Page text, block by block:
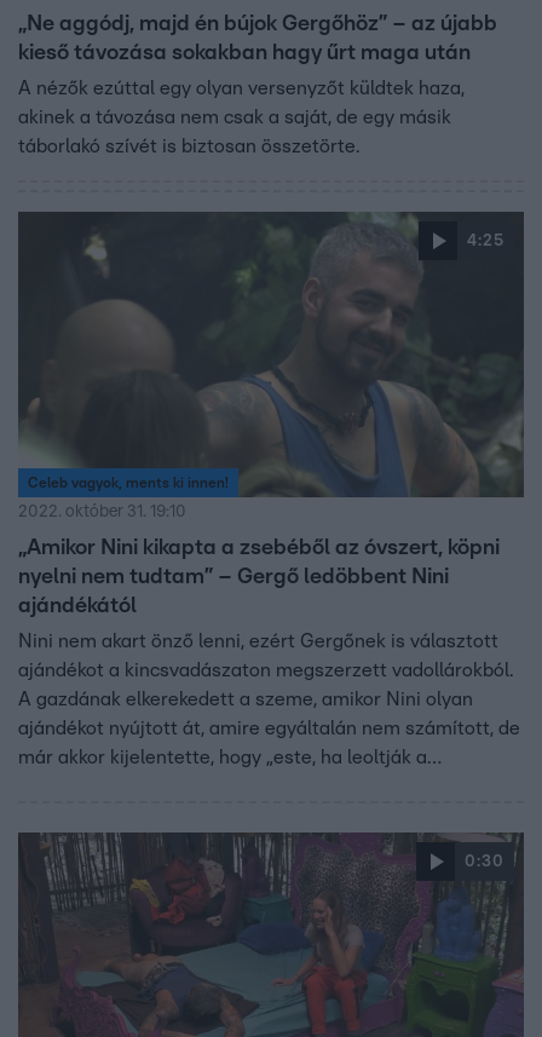
„Ne aggódj, majd én bújok Gergőhöz” – az újabb
kieső távozása sokakban hagy űrt maga után
A nézők ezúttal egy olyan versenyzőt küldtek haza,
akinek a távozása nem csak a saját, de egy másik
táborlakó szívét is biztosan összetörte.
4:25
Celeb vagyok, ments ki innen!
2022. október 31. 19:10
„Amikor Nini kikapta a zsebéből az óvszert, köpni
nyelni nem tudtam” – Gergő ledöbbent Nini
ajándékától
Nini nem akart önző lenni, ezért Gergőnek is választott
ajándékot a kincsvadászaton megszerzett vadollárokból.
A gazdának elkerekedett a szeme, amikor Nini olyan
ajándékot nyújtott át, amire egyáltalán nem számított, de
már akkor kijelentette, hogy „este, ha leoltják a
0:30